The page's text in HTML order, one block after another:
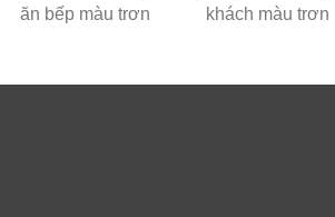
ăn bếp màu trơn
khách màu trơn